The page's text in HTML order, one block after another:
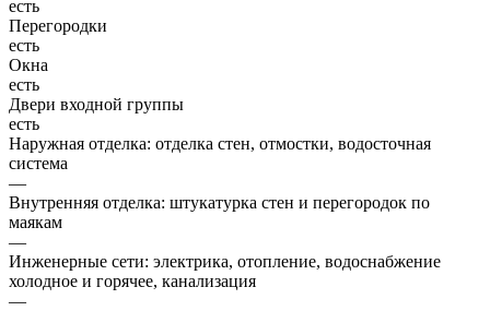
есть
Перегородки
есть
Окна
есть
Двери входной группы
есть
Наружная отделка: отделка стен, отмостки, водосточная
система
—
Внутренняя отделка: штукатурка стен и перегородок по
маякам
—
Инженерные сети: электрика, отопление, водоснабжение
холодное и горячее, канализация
—